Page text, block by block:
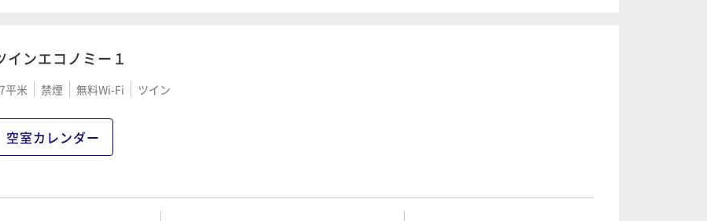
インエコノミー１
平米 禁煙 無料Wi-Fi ツイン
空室カレンダー